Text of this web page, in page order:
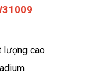
lượng cao.